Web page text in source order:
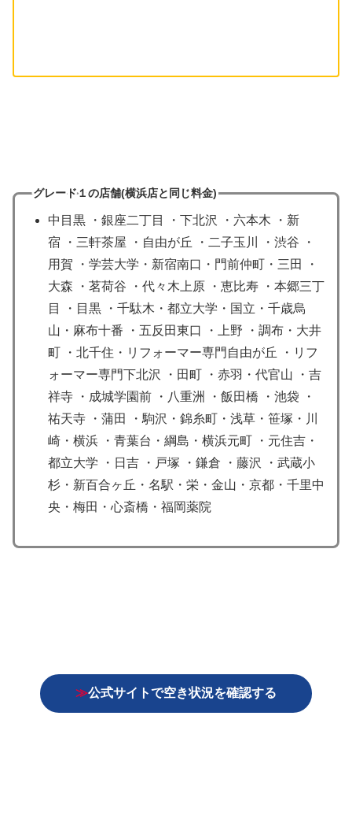
グレード１の店舗(横浜店と同じ料金)
中目黒 ・銀座二丁目 ・下北沢 ・六本木 ・新
宿 ・三軒茶屋 ・自由が丘 ・二子玉川 ・渋谷 ・
用賀 ・学芸大学・新宿南口・門前仲町・三田 ・
大森 ・茗荷谷 ・代々木上原 ・恵比寿 ・本郷三丁
目 ・目黒 ・千駄木・都立大学・国立・千歳烏
山・麻布十番 ・五反田東口 ・上野 ・調布・大井
町 ・北千住・リフォーマー専門自由が丘 ・リフ
ォーマー専門下北沢 ・田町 ・赤羽・代官山 ・吉
祥寺 ・成城学園前 ・八重洲 ・飯田橋 ・池袋 ・
祐天寺 ・蒲田 ・駒沢・錦糸町・浅草・笹塚・川
崎・横浜 ・青葉台・綱島・横浜元町 ・元住吉・
都立大学 ・日吉 ・戸塚 ・鎌倉 ・藤沢 ・武蔵小
杉・新百合ヶ丘・名駅・栄・金山・京都・千里中
央・梅田・心斎橋・福岡薬院
≫公式サイトで空き状況を確認する